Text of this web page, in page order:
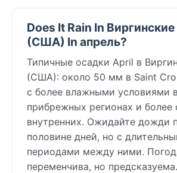
Does It Rain In
(США) In апрель?
Типичные осадки April в
(США): около 50 мм в Saint
с более влажными условиями в
прибрежных регионах и
внутренних. Ожидайте дожди
половине дней, но с
периодами между ними.
переменчива, но предсказуема.